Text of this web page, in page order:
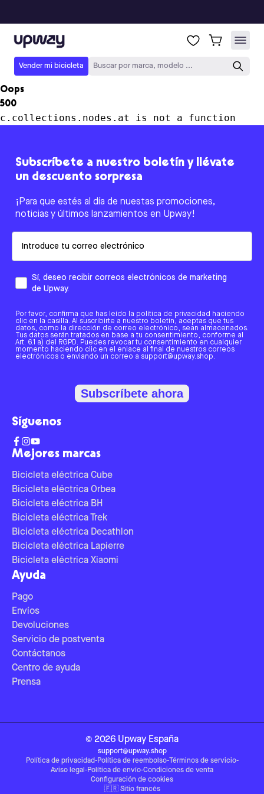
Upway
Vender mi bicicleta Buscar por marca, modelo ...
Oops
500
c.collections.nodes.at is not a function
Mejores marcas
Bicicleta eléctrica Cube
Bicicleta eléctrica Orbea
Bicicleta eléctrica BH
Bicicleta eléctrica Trek
Bicicleta eléctrica Decathlon
Bicicleta eléctrica Lapierre
Bicicleta eléctrica Xiaomi
Ayuda
Pago
Envíos
Devoluciones
Servicio de postventa
Contáctanos
Centro de ayuda
Prensa
Subscríbete a nuestro boletín y llévate
un descuento sorpresa
¡Para que estés al día de nuestas promociones,
noticias y últimos lanzamientos en Upway!
Sí, deseo recibir correos electrónicos de marketing
de Upway.
Por favor, confirma que has leído la política de privacidad haciendo
clic en la casilla. Al suscribirte a nuestro boletín, aceptas que tus
datos, como la dirección de correo electrónico, sean almacenados.
Tus datos serán tratados en base a tu consentimiento, conforme al
Art. 6.1 a) del RGPD. Puedes revocar tu consentimiento en cualquier
momento haciendo clic en el enlace al final de nuestros correos
electrónicos o enviando un correo a support@upway.shop.
Subscríbete ahora
Síguenos
© 2026 Upway España
support@upway.shop
Política de privacidad-Política de reembolso-Términos de servicio-
Aviso legal -Política de envío-Condiciones de venta
Configuración de cookies
🇫🇷 Sitio francés